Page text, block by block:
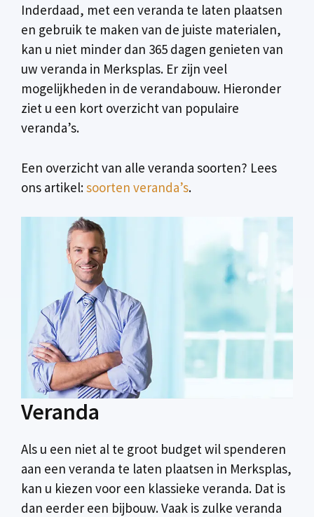
Inderdaad, met een veranda te laten plaatsen
en gebruik te maken van de juiste materialen,
kan u niet minder dan 365 dagen genieten van
uw veranda in Merksplas. Er zijn veel
mogelijkheden in de verandabouw. Hieronder
ziet u een kort overzicht van populaire
veranda’s.
Een overzicht van alle veranda soorten? Lees
ons artikel:soorten veranda’s.
Veranda
Als u een niet al te groot budget wil spenderen
aan een veranda te laten plaatsen in Merksplas,
kan u kiezen voor een klassieke veranda. Dat is
dan eerder een bijbouw. Vaak is zulke veranda